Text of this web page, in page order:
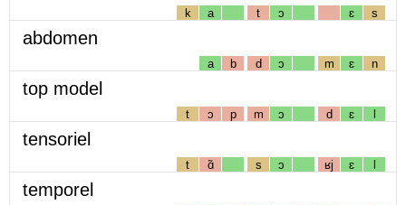
k a t ɔ ɛ s
abdomen
a b d ɔ m ɛ n
top model
t ɔ p m ɔ d ɛ l
tensoriel
t ɑ̃ s ɔ ʁj ɛ l
temporel